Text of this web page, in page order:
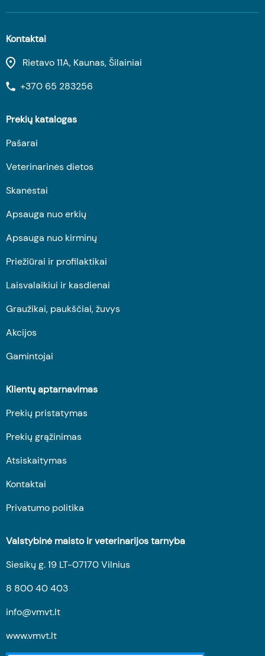
Kontaktai
Rietavo 11A, Kaunas, Šilainiai
+370 65 283256
Prekių katalogas
Pašarai
Veterinarinės dietos
Skanėstai
Apsauga nuo erkių
Apsauga nuo kirminų
Priežiūrai ir profilaktikai
Laisvalaikiui ir kasdienai
Graužikai, paukščiai, žuvys
Akcijos
Gamintojai
Klientų aptarnavimas
Prekių pristatymas
Prekių grąžinimas
Atsiskaitymas
Kontaktai
Privatumo politika
Valstybinė maisto ir veterinarijos tarnyba
Siesikų g. 19 LT-07170 Vilnius
8 800 40 403
info@vmvt.lt
www.vmvt.lt